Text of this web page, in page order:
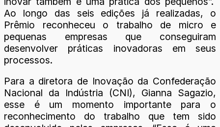
Ao longo das seis edições já realizadas, o
Prêmio reconheceu o trabalho de micro e
pequenas empresas que conseguiram
desenvolver práticas inovadoras em seus
processos.
Para a diretora de Inovação da Confederação
Nacional da Indústria (CNI), Gianna Sagazio,
esse é um momento importante para o
reconhecimento do trabalho que tem sido